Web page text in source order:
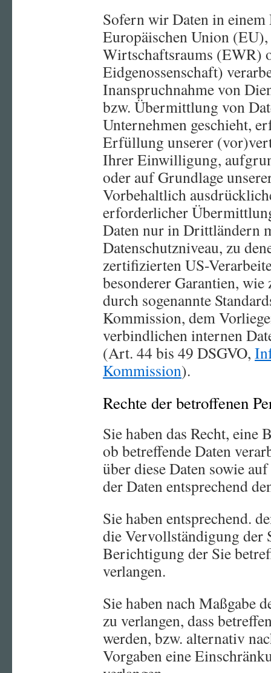
Sofern wir Daten in
Europäischen Union
Wirtschaftsraums (EWR)
Eidgenossenschaft)
Inanspruchnahme von
bzw. Übermittlung von
Unternehmen geschieht,
Erfüllung unserer
Ihrer Einwilligung,
oder auf Grundlage
Vorbehaltlich
erforderlicher
Daten nur in Drittländern
Datenschutzniveau, zu
zertifizierten US-
besonderer Garantien,
durch sogenannte
Kommission, dem
verbindlichen internen
(Art. 44 bis 49 DSGVO,
Kommission).
Rechte der betroffenen
Sie haben das Recht, eine
ob betreffende Daten
über diese Daten sowie
der Daten entsprechend
Sie haben entsprechend.
die Vervollständigung der
Berichtigung der Sie
verlangen.
Sie haben nach Maßgabe
zu verlangen, dass
werden, bzw. alternativ
Vorgaben eine